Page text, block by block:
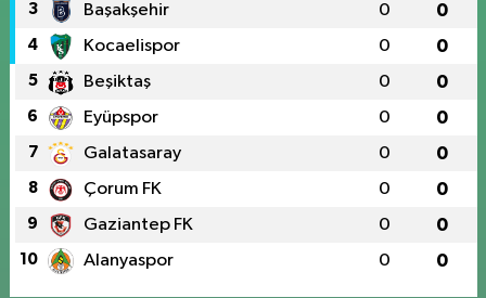
3 Başakşehir 0 0
4 Kocaelispor 0 0
5 Beşiktaş 0 0
6 Eyüpspor 0 0
7 Galatasaray 0 0
8 Çorum FK 0 0
9 Gaziantep FK 0 0
10 Alanyaspor 0 0